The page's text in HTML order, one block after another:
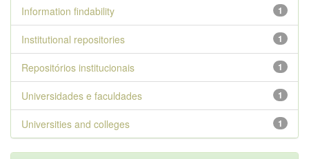
1
Information findability
1
Institutional repositories
1
Repositórios institucionais
1
Universidades e faculdades
1
Universities and colleges